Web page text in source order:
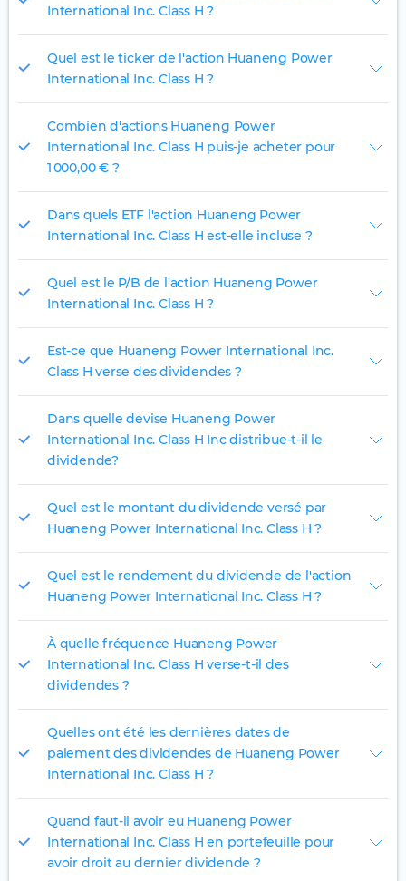
International Inc. Class H ?
Quel est le ticker de l'action Huaneng Power
International Inc. Class H ?
Combien d'actions Huaneng Power
International Inc. Class H puis-je acheter pour
1 000,00 € ?
Dans quels ETF l'action Huaneng Power
International Inc. Class H est-elle incluse ?
Quel est le P/B de l'action Huaneng Power
International Inc. Class H ?
Est-ce que Huaneng Power International Inc.
Class H verse des dividendes ?
Dans quelle devise Huaneng Power
International Inc. Class H Inc distribue-t-il le
dividende?
Quel est le montant du dividende versé par
Huaneng Power International Inc. Class H ?
Quel est le rendement du dividende de l'action
Huaneng Power International Inc. Class H ?
À quelle fréquence Huaneng Power
International Inc. Class H verse-t-il des
dividendes ?
Quelles ont été les dernières dates de
paiement des dividendes de Huaneng Power
International Inc. Class H ?
Quand faut-il avoir eu Huaneng Power
International Inc. Class H en portefeuille pour
avoir droit au dernier dividende ?